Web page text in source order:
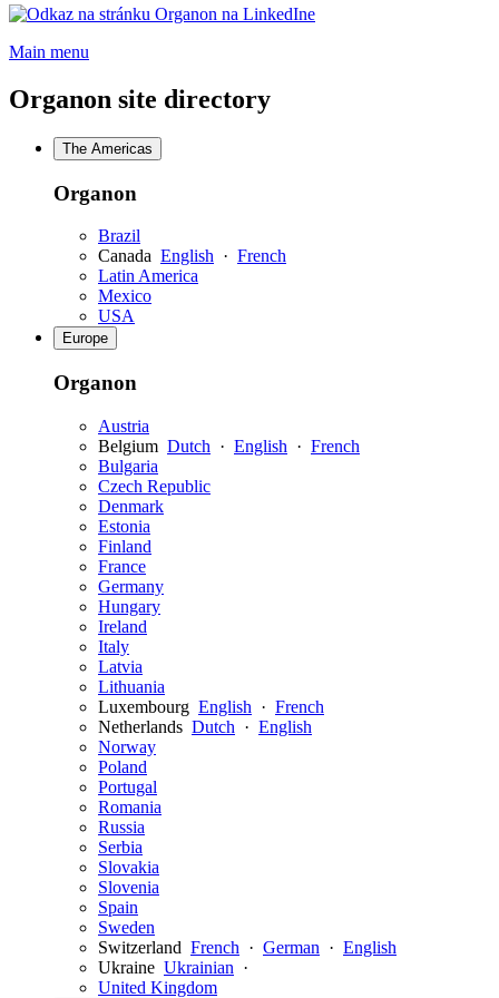
Opens
Main menu
Organon site directory
The Americas
Organon
Brazil
Canada English · French
Latin America
Mexico
USA
Europe
Organon
Austria
Belgium Dutch · English · French
Bulgaria
Czech Republic
Denmark
Estonia
Finland
France
Germany
Hungary
Ireland
Italy
Latvia
Lithuania
Luxembourg English · French
Netherlands Dutch · English
Norway
Poland
Portugal
Romania
Russia
Serbia
Slovakia
Slovenia
Spain
Sweden
Switzerland French · German · English
Ukraine Ukrainian ·
United Kingdom